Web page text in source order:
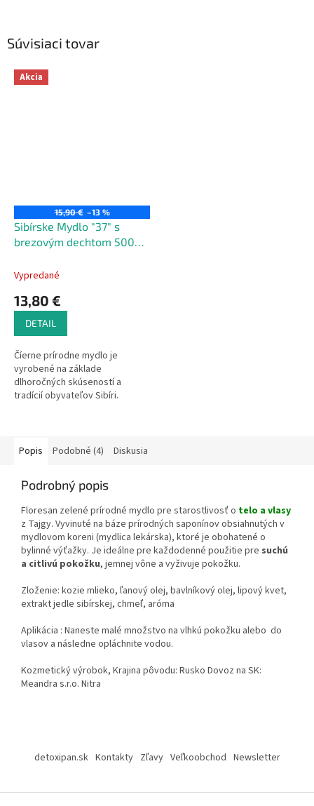
Súvisiaci tovar
Akcia
15,90 € –13 %
Sibírske Mydlo "37" s
brezovým dechtom 500
Vypredané
13,80 €
DETAIL
Číerne prírodne mydlo je
vyrobené na základe
dlhoročných skúseností a
tradícií obyvateľov Sibíri.
seborea, ekzému, lupienky.
Popis Podobné (4) Diskusia
Podrobný popis
Floresan zelené prírodné mydlo pre starostlivosť o telo a vlasy
z Tajgy. Vyvinuté na báze prírodných saponínov obsiahnutých v
mydlovom koreni (mydlica lekárska), ktoré je obohatené o
bylinné výťažky. Je ideálne pre každodenné použitie pre suchú
a citlivú pokožku, jemnej vône a vyživuje pokožku.
Zloženie: kozie mlieko, ľanový olej, bavlníkový olej, lipový kvet,
extrakt jedle sibírskej, chmeľ, aróma
Aplikácia : Naneste malé množstvo na vlhkú pokožku alebo do
vlasov a následne opláchnite vodou.
Kozmetický výrobok, Krajina pôvodu: Rusko Dovoz na SK:
Meandra s.r.o. Nitra
detoxipan.sk Kontakty Zľavy Veľkoobchod Newsletter